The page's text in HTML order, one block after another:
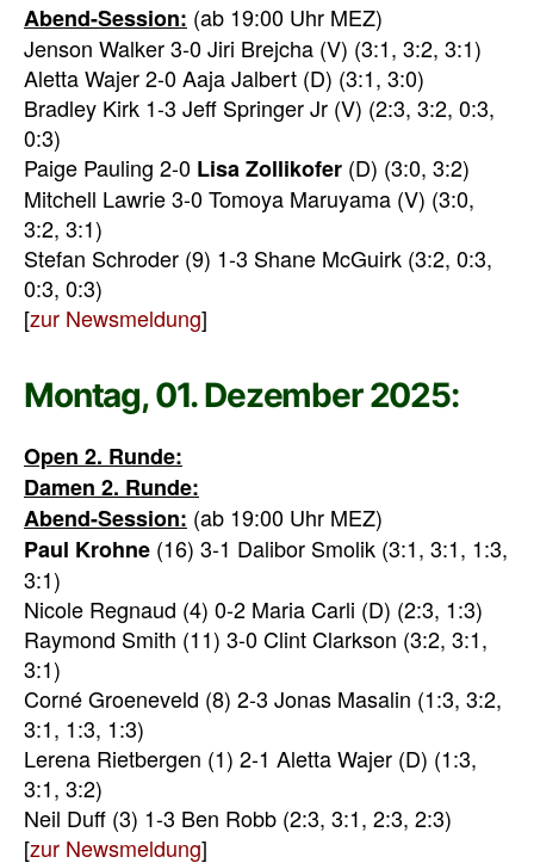
Abend-Session: (ab 19:00 Uhr MEZ)
Jenson Walker 3-0 Jiri Brejcha (V) (3:1, 3:2, 3:1)
Aletta Wajer 2-0 Aaja Jalbert (D) (3:1, 3:0)
Bradley Kirk 1-3 Jeff Springer Jr (V) (2:3, 3:2, 0:3,
0:3)
Paige Pauling 2-0 Lisa Zollikofer (D) (3:0, 3:2)
Mitchell Lawrie 3-0 Tomoya Maruyama (V) (3:0,
3:2, 3:1)
Stefan Schroder (9) 1-3 Shane McGuirk (3:2, 0:3,
0:3, 0:3)
[zur Newsmeldung]
Montag, 01. Dezember 2025:
Open 2. Runde:
Damen 2. Runde:
Abend-Session: (ab 19:00 Uhr MEZ)
Paul Krohne (16) 3-1 Dalibor Smolik (3:1, 3:1, 1:3,
3:1)
Nicole Regnaud (4) 0-2 Maria Carli (D) (2:3, 1:3)
Raymond Smith (11) 3-0 Clint Clarkson (3:2, 3:1,
3:1)
Corné Groeneveld (8) 2-3 Jonas Masalin (1:3, 3:2,
3:1, 1:3, 1:3)
Lerena Rietbergen (1) 2-1 Aletta Wajer (D) (1:3,
3:1, 3:2)
Neil Duff (3) 1-3 Ben Robb (2:3, 3:1, 2:3, 2:3)
[zur Newsmeldung]